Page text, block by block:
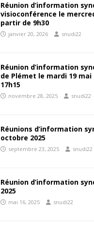
Réunion d’information
visioconférence le
partir de 9h30
janvier 20, 2026 snudi22
Réunion d’information
de Plémet le mardi 19
17h15
novembre 28, 2025 snudi22
Réunions d’information
octobre 2025
septembre 23, 2025 snudi22
Réunion d’information
2025
mai 16, 2025 snudi22